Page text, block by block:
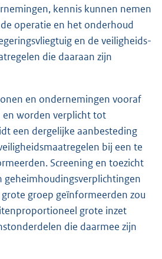
kennis kunnen nemen
operatie en het onderhoud
en de veiligheids-
die daaraan zijn
en ondernemingen vooraf
en worden verplicht tot
een dergelijke aanbesteding
bij een te
Screening en toezicht
geheimhoudingsverplichtingen
groep geïnformeerden zou
grote inzet
die daarmee zijn